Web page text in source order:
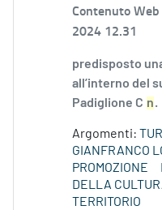
Contenuto
2024 12.31
predisposto
all’interno del
Padiglione C n.
Argomenti:
GIANFRANCO
PROMOZIONE
DELLA
TERRITORIO